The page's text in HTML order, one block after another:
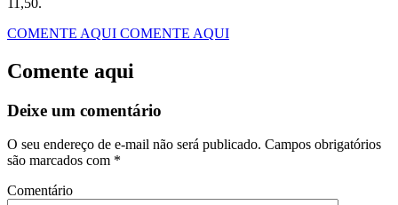
COMENTE AQUI COMENTE AQUI
Comente aqui
Deixe um comentário
O seu endereço de e-mail não será publicado. Campos obrigatórios
são marcados com *
Comentário